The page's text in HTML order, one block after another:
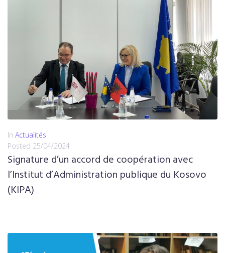
In Actualités
Posted 25/04/2024
Signature d’un accord de coopération avec
l’Institut d’Administration publique du Kosovo
(KIPA)